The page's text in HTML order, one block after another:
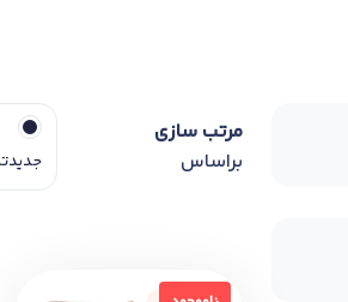
مرتب سازی
براساس